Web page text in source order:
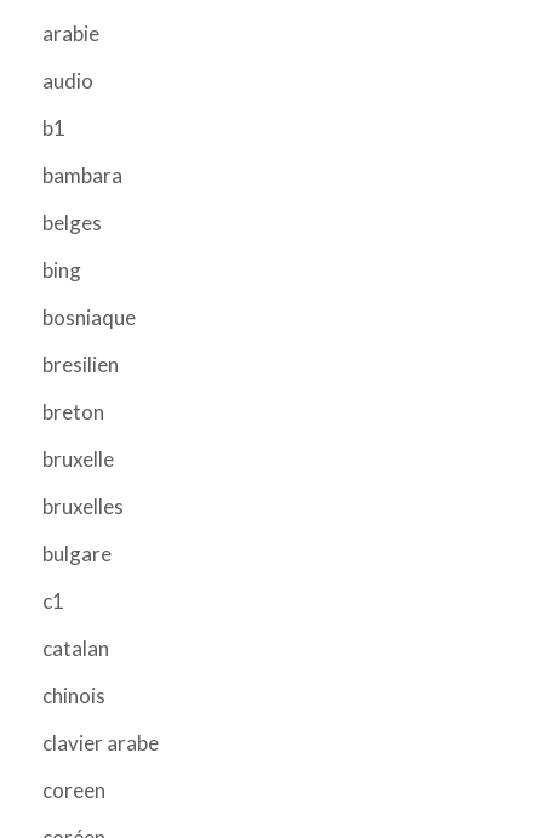
arabie
audio
b1
bambara
belges
bing
bosniaque
bresilien
breton
bruxelle
bruxelles
bulgare
c1
catalan
chinois
clavier arabe
coreen